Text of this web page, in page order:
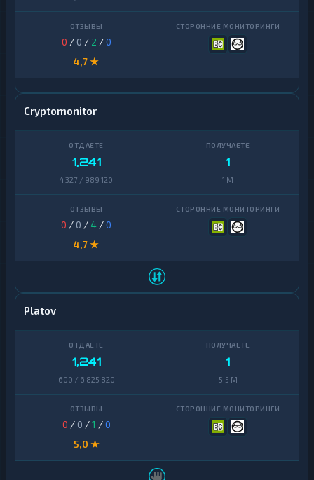
0 / 0 / 2 /0
4,7 ★
Cryptomonitor
1,241
4 327 / 989 120
1
1 M
0 / 0 / 4 /0
4,7 ★
Platov
1,241
600 / 6 825 820
1
5,5 M
0 / 0 /1 /0
5,0 ★